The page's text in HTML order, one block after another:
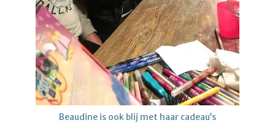
Beaudine is ook blij met haar cadeau’s